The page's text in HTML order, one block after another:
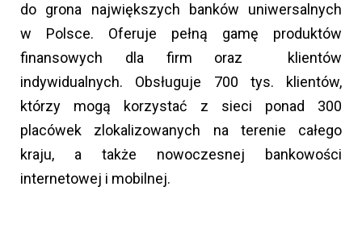
do grona największych banków uniwersalnych
w Polsce. Oferuje pełną gamę produktów
finansowych dla firm oraz klientów
indywidualnych. Obsługuje 700 tys. klientów,
którzy mogą korzystać z sieci ponad 300
placówek zlokalizowanych na terenie całego
kraju, a także nowoczesnej bankowości
internetowej i mobilnej.